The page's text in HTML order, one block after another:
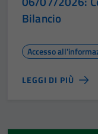
Bilancio
Accesso
LEGGI DI PIÙ